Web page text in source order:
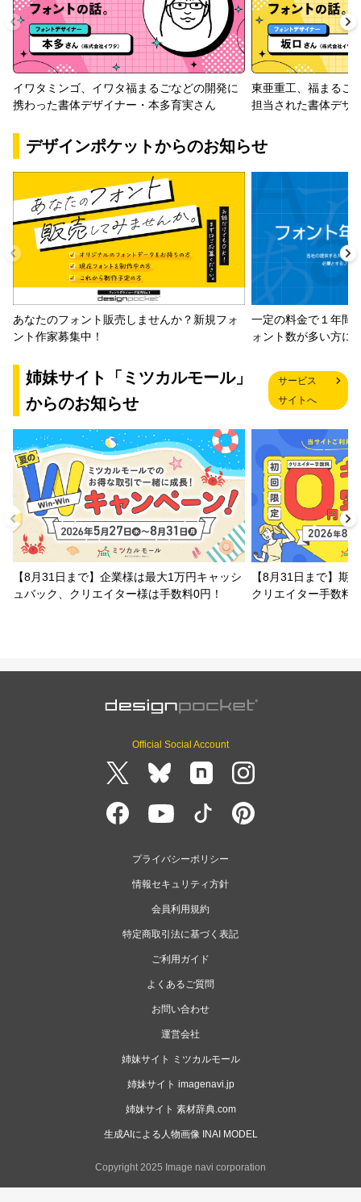
イワタミンゴ、イワタ福まるごなどの開発に
携わった書体デザイナー・本多育実さん
東亜重工、福まるご
担当された書体デザ
デザインポケットからのお知らせ
あなたのフォント販売しませんか？新規フォ
ント作家募集中！
一定の料金で１年間
ォント数が多い方に
姉妹サイト「ミツカルモール」
からのお知らせ
サービス
サイトへ
【8月31日まで】企業様は最大1万円キャッシ
ュバック、クリエイター様は手数料0円！
【8月31日まで】期
クリエイター手数料
Official Social Account
プライバシーポリシー
情報セキュリティ方針
会員利用規約
特定商取引法に基づく表記
ご利用ガイド
よくあるご質問
お問い合わせ
運営会社
姉妹サイト ミツカルモール
姉妹サイト imagenavi.jp
姉妹サイト 素材辞典.com
生成AIによる人物画像 INAI MODEL
Copyright 2025 Image navi corporation